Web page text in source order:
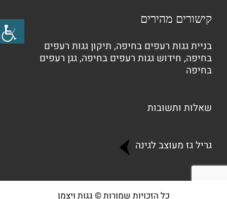
קישורים מהירים
בניית גגות רעפים בחיפה, תיקון גגות רעפים
בחיפה, חידוש גגות רעפים בחיפה,גגן רעפים
בחיפה
שאלות ותשובות
גריל גז מעוצב לגינה
כל הזכויות שמורות © גגות ויצמן